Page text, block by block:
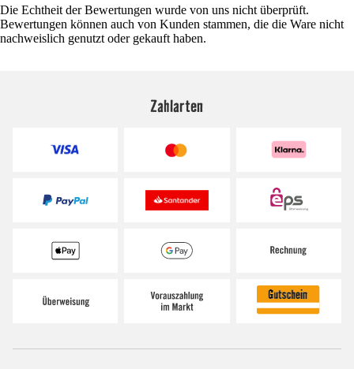
Die Echtheit der Bewertungen wurde von uns nicht überprüft.
Bewertungen können auch von Kunden stammen, die die Ware nicht
nachweislich genutzt oder gekauft haben.
Zahlarten